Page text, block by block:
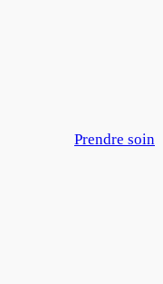
Prendre soin